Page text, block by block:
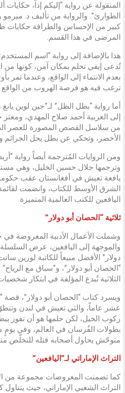
المنقولة عن رواية “إليكم إذاً،
الطوارئ”. والرواية من تأليف د. ميرمو
كبير من الإحساس والطرافة حكايات
المرضى في هذا القسم.
هذا بالإضافة إلى رواية “اسم
تُدعى إيفي تحلم بمكان آمن، كونها
بعدم الانتماء إلى الواقع، وعندما
ترغب فيه هو فرصة الهروب من الواقع
أما رواية “بطل الظل” لـ”جين لوين
إلى العربية أحمد صلاح المهدي،
من سلاسل القصص المصورة للعصر
الأخضر، وتحكي عن بطل يحل الجرائم
ومن الروايات المُترجمة أيضاً رواية
وترجمها جلال حسين الخليل، وهي
يافعة تعيش في أفغانستان عقب
الشرق الأوسط للكتاب، وانضمت
اليافعين للكتب العالمية المتميزة.
ثلاثية “الحصان أبو دولار”
وشملت الأعمال الأدبية المعروضة
والموجهة إلى اليافعين، عرض السلسلة
دولار” الأفضل مبيعاً للكاتبة لورين
“الحصان أبو دولار”، و”سباق مع
الثلاثية تُبدع المؤلفة في ابتكار
ويسرد كتاب “الحصان أبو دولار”،
عشر عاماً، والتي تعيش في لندن
ركوب الخيل، لكن حلمها هو أن تفوز
بطولات الفُرسان في العالم، وفي يومٍ
متوحّش يحاول أصحابه قتله للتخلّص
التراث الإماراتي لـ”اليافعين”
كما تضمنت المعروضات مجموعة من
التراث الشعبي الإماراتي، حيث يتناول